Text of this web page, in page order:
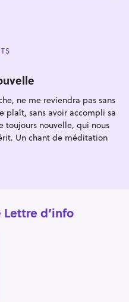
ne me reviendra pas sans
plaît, sans avoir accompli sa
toujours nouvelle, qui nous
Un chant de méditation
d’info